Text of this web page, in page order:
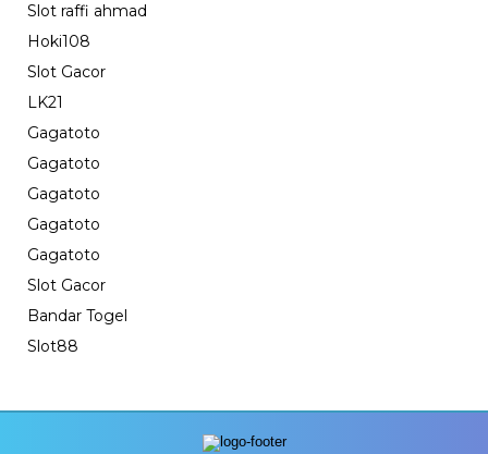
Slot raffi ahmad
Hoki108
Slot Gacor
LK21
Gagatoto
Gagatoto
Gagatoto
Gagatoto
Gagatoto
Slot Gacor
Bandar Togel
Slot88